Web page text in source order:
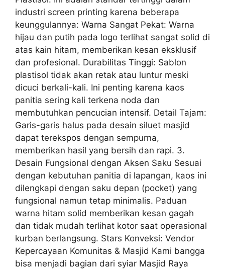
industri screen printing karena beberapa
keunggulannya: Warna Sangat Pekat: Warna
hijau dan putih pada logo terlihat sangat solid di
atas kain hitam, memberikan kesan eksklusif
dan profesional. Durabilitas Tinggi: Sablon
plastisol tidak akan retak atau luntur meski
dicuci berkali-kali. Ini penting karena kaos
panitia sering kali terkena noda dan
membutuhkan pencucian intensif. Detail Tajam:
Garis-garis halus pada desain siluet masjid
dapat terekspos dengan sempurna,
memberikan hasil yang bersih dan rapi. 3.
Desain Fungsional dengan Aksen Saku Sesuai
dengan kebutuhan panitia di lapangan, kaos ini
dilengkapi dengan saku depan (pocket) yang
fungsional namun tetap minimalis. Paduan
warna hitam solid memberikan kesan gagah
dan tidak mudah terlihat kotor saat operasional
kurban berlangsung. Stars Konveksi: Vendor
Kepercayaan Komunitas & Masjid Kami bangga
bisa menjadi bagian dari syiar Masjid Raya